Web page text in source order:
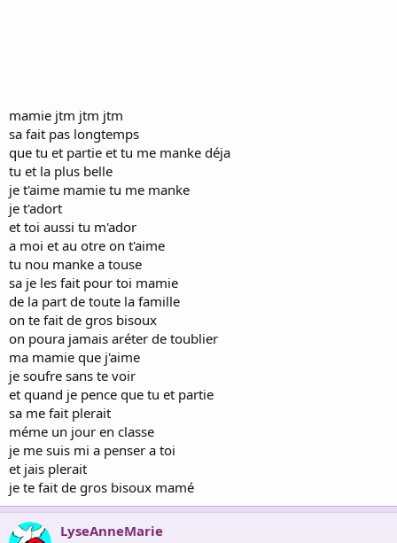
mamie jtm jtm jtm
sa fait pas longtemps
que tu et partie et tu me manke déja
tu et la plus belle
je t'aime mamie tu me manke
je t'adort
et toi aussi tu m'ador
a moi et au otre on t'aime
tu nou manke a touse
sa je les fait pour toi mamie
de la part de toute la famille
on te fait de gros bisoux
on poura jamais aréter de toublier
ma mamie que j'aime
je soufre sans te voir
et quand je pence que tu et partie
sa me fait plerait
méme un jour en classe
je me suis mi a penser a toi
et jais plerait
je te fait de gros bisoux mamé
LyseAnneMarie